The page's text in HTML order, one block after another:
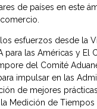
de países en este
esfuerzos desde la
para las Américas y El
del Comité
impulsar en las
de mejores
Medición de